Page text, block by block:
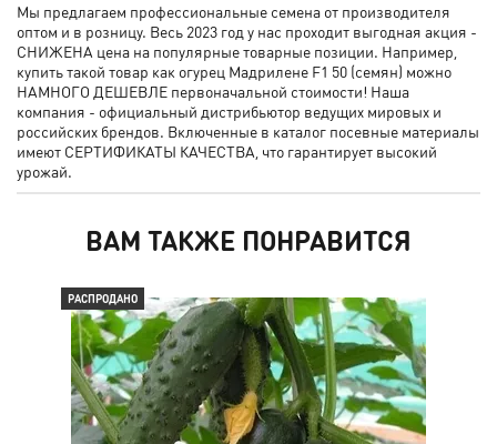
Мы предлагаем профессиональные семена от производителя
оптом и в розницу. Весь 2023 год у нас проходит выгодная акция -
СНИЖЕНА цена на популярные товарные позиции. Например,
купить такой товар как огурец Мадрилене F1 50 (семян) можно
НАМНОГО ДЕШЕВЛЕ первоначальной стоимости! Наша
компания - официальный дистрибьютор ведущих мировых и
российских брендов. Включенные в каталог посевные материалы
имеют СЕРТИФИКАТЫ КАЧЕСТВА, что гарантирует высокий
урожай.
ВАМ ТАКЖЕ ПОНРАВИТСЯ
РАСПРОДАНО